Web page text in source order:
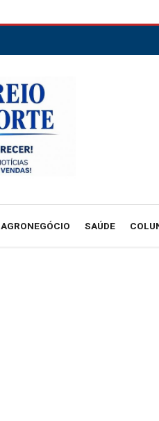
AGRONEGÓCIO SAÚDE